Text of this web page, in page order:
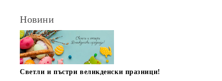
Новини
Светли и пъстри великденски празници!